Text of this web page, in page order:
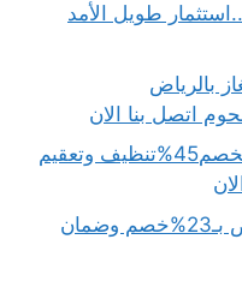
السباكة باحترافية 99%..استثمار طويل الأمد
بالرياض
شركة تنظيف مساجد بالرياض بخصم45%تنظيف وتعقيم
كشف تسربات الخزانات بالرياض بـ23%خصم وضمان